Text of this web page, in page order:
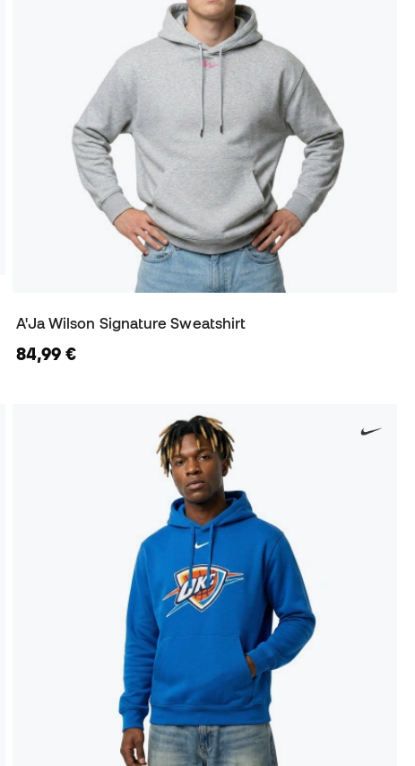
A'Ja Wilson Signature Sweatshirt
84,99 €